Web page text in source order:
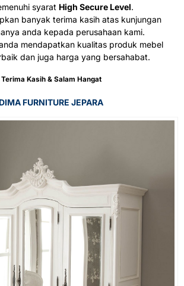
syarat High Secure Level.
banyak terima kasih atas kunjungan
anda kepada perusahaan kami.
mendapatkan kualitas produk mebel
dan juga harga yang bersahabat.
Terima Kasih & Salam Hangat
DIMA FURNITURE JEPARA